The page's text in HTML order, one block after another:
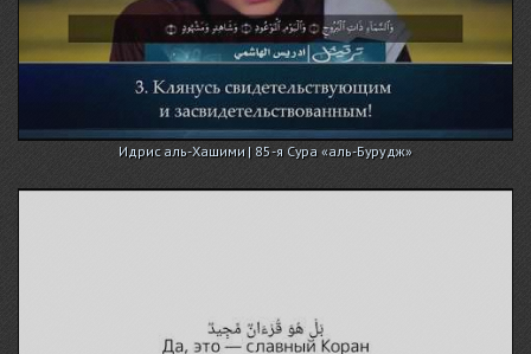
Идрис аль-Хашими | 85-я Сура «аль-Бурудж»